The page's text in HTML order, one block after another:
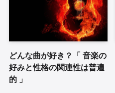
どんな曲が好き？「 音楽の
好みと性格の関連性は普遍
的 」